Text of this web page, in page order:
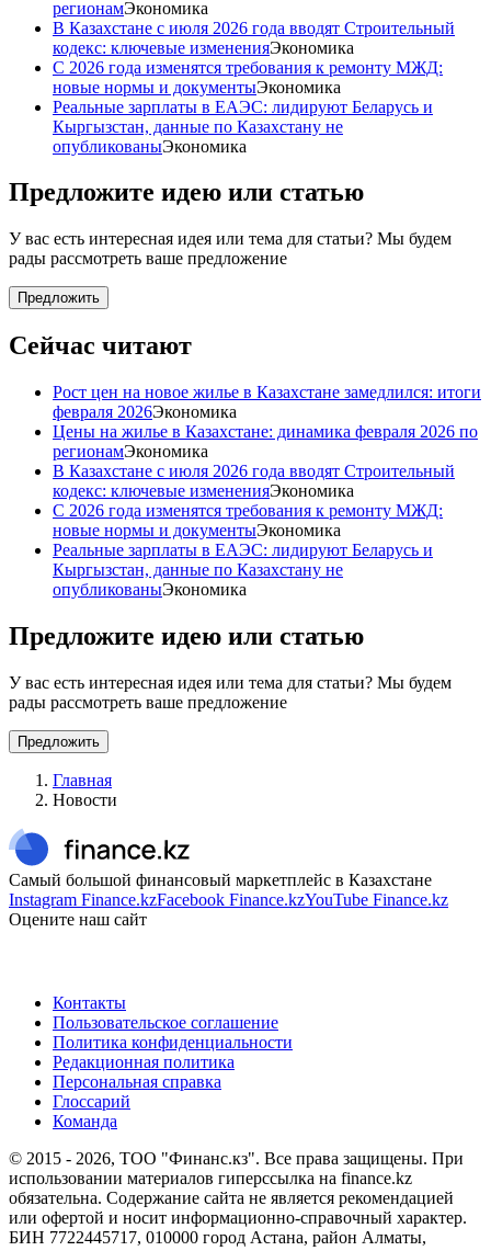
регионамЭкономика
В Казахстане с июля 2026 года вводят Строительный
кодекс: ключевые измененияЭкономика
С 2026 года изменятся требования к ремонту МЖД:
новые нормы и документыЭкономика
Реальные зарплаты в ЕАЭС: лидируют Беларусь и
Кыргызстан, данные по Казахстану не
опубликованыЭкономика
Предложите идею или статью
У вас есть интересная идея или тема для статьи? Мы будем
рады рассмотреть ваше предложение
Предложить
Сейчас читают
Рост цен на новое жилье в Казахстане замедлился: итоги
февраля 2026Экономика
Цены на жилье в Казахстане: динамика февраля 2026 по
регионамЭкономика
В Казахстане с июля 2026 года вводят Строительный
кодекс: ключевые измененияЭкономика
С 2026 года изменятся требования к ремонту МЖД:
новые нормы и документыЭкономика
Реальные зарплаты в ЕАЭС: лидируют Беларусь и
Кыргызстан, данные по Казахстану не
опубликованыЭкономика
Предложите идею или статью
У вас есть интересная идея или тема для статьи? Мы будем
рады рассмотреть ваше предложение
Предложить
Главная
Новости
Самый большой финансовый маркетплейс в Казахстане
Instagram Finance.kzFacebook Finance.kzYouTube Finance.kz
Оцените наш сайт
Контакты
Пользовательское соглашение
Политика конфиденциальности
Редакционная политика
Персональная справка
Глоссарий
Команда
© 2015 - 2026, ТОО "Финанс.кз". Все права защищены. При
использовании материалов гиперссылка на finance.kz
обязательна. Содержание сайта не является рекомендацией
или офертой и носит информационно-справочный характер.
БИН 7722445717, 010000 город Астана, район Алматы,